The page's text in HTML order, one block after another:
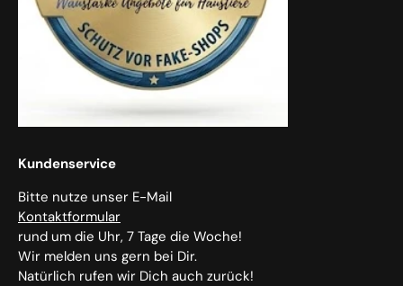
Kundenservice
Bitte nutze unser E-Mail
Kontaktformular
rund um die Uhr, 7 Tage die Woche!
Wir melden uns gern bei Dir.
Natürlich rufen wir Dich auch zurück!